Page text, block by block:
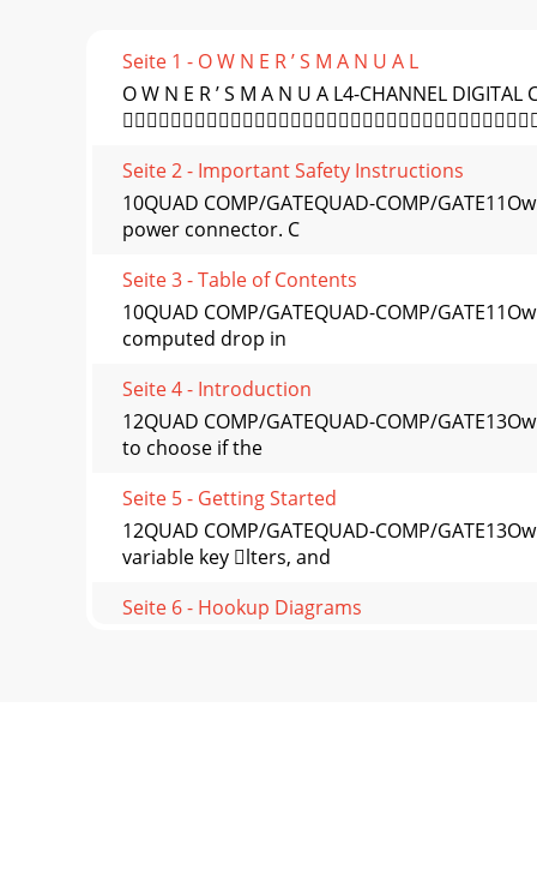
Seite 1 - O W N E R ’ S M A N U A L
O W N E R ’ S M A N U A L4-CHANNEL
Seite 2 - Important Safety Instructions
10QUAD COMP/GATEQUAD-COMP/
power connector. C
Seite 3 - Table of Contents
10QUAD COMP/GATEQUAD-COMP/
computed drop in
Seite 4 - Introduction
12QUAD COMP/GATEQUAD-COMP/
to choose if the
Seite 5 - Getting Started
12QUAD COMP/GATEQUAD-COMP/
variable key lters, and
Seite 6 - Hookup Diagrams